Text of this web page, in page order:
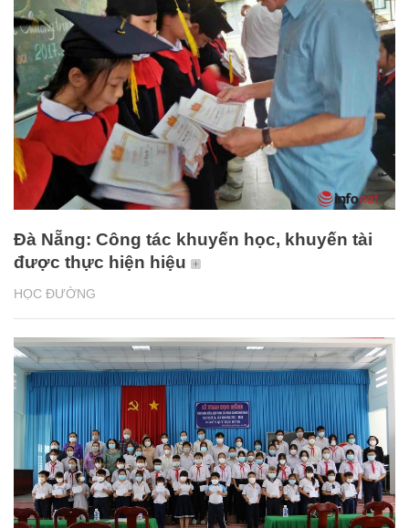
HỌC ĐƯỜNG
Đà Nẵng: Công tác khuyến học, khuyến tài
được thực hiện hiệu